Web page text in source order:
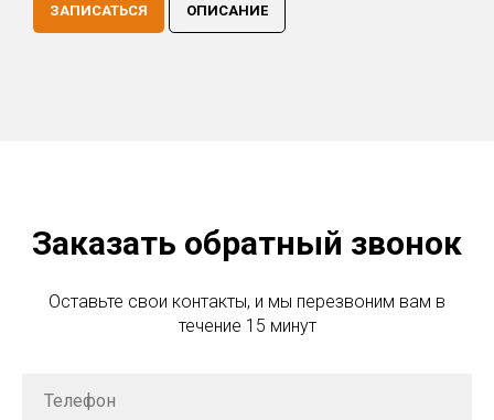
ЗАПИСАТЬСЯ ОПИСАНИЕ
Заказать обратный звонок
Оставьте свои контакты, и мы перезвоним вам в
течение 15 минут